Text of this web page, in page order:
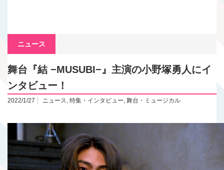
ニュース
舞台『結 −MUSUBI−』主演の小野塚勇人にイ
ンタビュー！
2022/1/27 ニュース, 特集・インタビュー, 舞台・ミュージカル